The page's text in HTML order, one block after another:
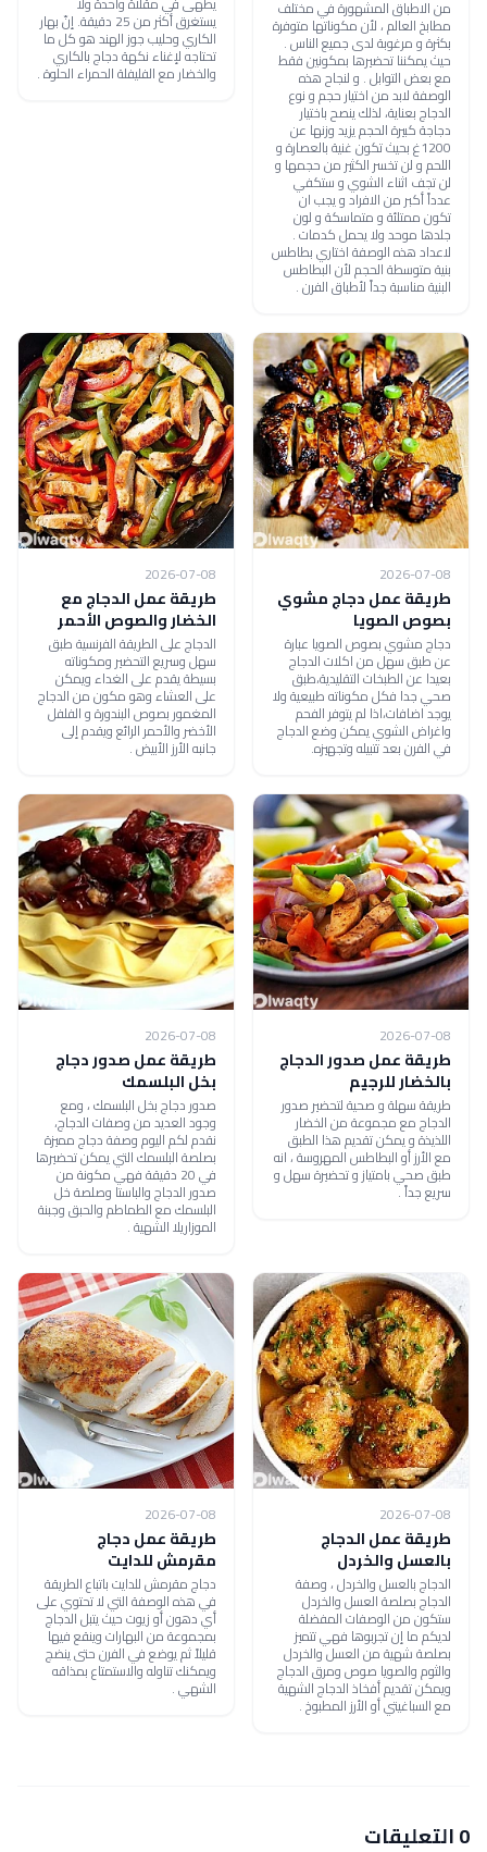
من الاطباق المشهورة في مختلف
مطابخ العالم ، لأن مكوناتها متوفرة
بكثرة و مرغوبة لدى جميع الناس .
حيث يمكننا تحضيرها بمكونين فقط
مع بعض التوابل . و لنجاح هذه
الوصفة لابد من اختيار حجم و نوع
الدجاج بعناية، لذلك ينصح باختيار
دجاجة كبيرة الحجم يزيد وزنها عن
1200غ بحيث تكون غنية بالعصارة و
اللحم و لن تخسر الكثير من حجمها و
لن تجف اثناء الشوي و ستكفي
عدداً أكبر من الافراد و يجب ان
تكون ممتلئة و متماسكة و لون
جلدها موحد ولا يحمل كدمات .
لاعداد هذه الوصفة اختاري بطاطس
بنية متوسطة الحجم لأن البطاطس
البنية مناسبة جداً لأطباق الفرن .
يستغرق أكثر من 25 دقيقة. إنّ بهار
الكاري وحليب جوز الهند هو كل ما
تحتاجه لإغناء نكهة دجاج بالكاري
والخضار مع الفليفلة الحمراء الحلوة .
2026-07-08
طريقة عمل دجاج مشوي
بصوص الصويا
دجاج مشوي بصوص الصويا عبارة
عن طبق سهل من اكلات الدجاج
بعيدا عن الطبخات التقليدية،طبق
صحي جدا فكل مكوناته طبيعية ولا
يوجد اضافات،اذا لم يتوفر الفحم
واغراض الشوي يمكن وضع الدجاج
في الفرن بعد تتبيله وتجهيزه.
2026-07-08
طريقة عمل الدجاج مع
الخضار والصوص الأحمر
الدجاج على الطريقة الفرنسية طبق
سهل وسريع التحضير ومكوناته
بسيطة يقدم على الغداء ويمكن
على العشاء وهو مكون من الدجاج
المغمور بصوص البندورة و الفلفل
الأخضر والأحمر الرائع ويقدم إلى
جانبه الأرز الأبيض .
2026-07-08
طريقة عمل صدور الدجاج
بالخضار للرجيم
طريقة سهلة و صحية لتحضير صدور
الدجاج مع مجموعة من الخضار
اللذيذة و يمكن تقديم هذا الطبق
مع الأرز أو البطاطس المهروسة ، انه
طبق صحي بامتياز و تحضيرة سهل و
سريع جداً .
2026-07-08
طريقة عمل صدور دجاج
بخل البلسمك
صدور دجاج بخل البلسمك ، ومع
وجود العديد من وصفات الدجاج،
نقدم لكم اليوم وصفة دجاج مميزة
بصلصة البلسمك التي يمكن تحضيرها
في 20 دقيقة فهي مكونة من
صدور الدجاج والباستا وصلصة خل
البلسمك مع الطماطم والحبق وجبنة
الموزاريلا الشهية .
2026-07-08
طريقة عمل الدجاج
بالعسل والخردل
الدجاج بالعسل والخردل ، وصفة
الدجاج بصلصة العسل والخردل
ستكون من الوصفات المفضلة
لديكم ما إن تجربوها فهي تتميز
بصلصة شهية من العسل والخردل
والثوم والصويا صوص ومرق الدجاج
ويمكن تقديم أفخاذ الدجاج الشهية
مع السباغيتي أو الأرز المطبوخ .
2026-07-08
طريقة عمل دجاج
مقرمش للدايت
دجاج مقرمش للدايت باتباع الطريقة
في هذه الوصفة التي لا تحتوي على
أي دهون أو زيوت حيث يتبل الدجاج
بمجموعة من البهارات وينقع فيها
قليلاً ثم يوضع في الفرن حتى ينضج
ويمكنك تناوله والاستمتاع بمذاقه
الشهي .
0 التعليقات